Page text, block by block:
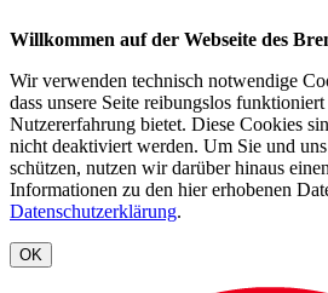
Willkommen auf der Webseite des
Wir verwenden technisch notwendige
dass unsere Seite reibungslos
Nutzererfahrung bietet. Diese Cookies
nicht deaktiviert werden. Um Sie und
schützen, nutzen wir darüber hinaus
Informationen zu den hier erhobenen
Datenschutzerklärung.
OK